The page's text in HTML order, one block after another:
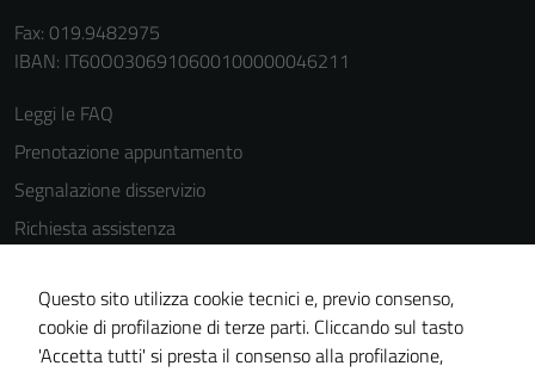
Fax: 019.9482975
IBAN: IT60O0306910600100000046211
Leggi le FAQ
Prenotazione appuntamento
Segnalazione disservizio
Richiesta assistenza
Informativa privacy
Cookie Policy
Questo sito utilizza cookie tecnici e, previo consenso,
cookie di profilazione di terze parti. Cliccando sul tasto
'Accetta tutti' si presta il consenso alla profilazione,
sono necessari
disabilitati.
non raccolgono
informazioni
personali.